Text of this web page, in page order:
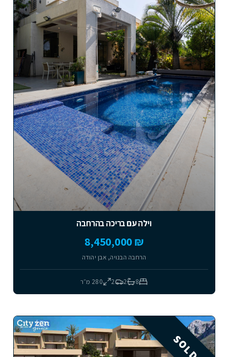
וילה עם בריכה בהרחבה
₪ 8,450,000
הרחבה הבנויה, אבן יהודה
8
2
2
280מ״ר
SOLD